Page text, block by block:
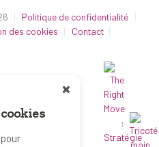
Politique de confidentialité
des cookies
Contact